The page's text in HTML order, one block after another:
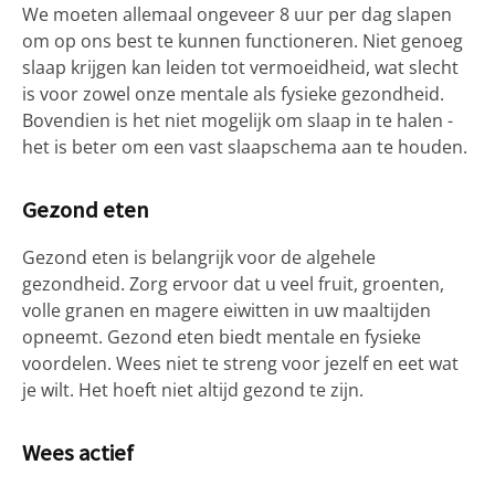
We moeten allemaal ongeveer 8 uur per dag slapen
om op ons best te kunnen functioneren. Niet genoeg
slaap krijgen kan leiden tot vermoeidheid, wat slecht
is voor zowel onze mentale als fysieke gezondheid.
Bovendien is het niet mogelijk om slaap in te halen -
het is beter om een vast slaapschema aan te houden.
Gezond eten
Gezond eten is belangrijk voor de algehele
gezondheid. Zorg ervoor dat u veel fruit, groenten,
volle granen en magere eiwitten in uw maaltijden
opneemt. Gezond eten biedt mentale en fysieke
voordelen. Wees niet te streng voor jezelf en eet wat
je wilt. Het hoeft niet altijd gezond te zijn.
Wees actief